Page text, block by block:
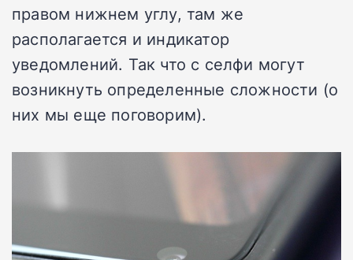
правом нижнем углу, там же
располагается и индикатор
уведомлений. Так что с селфи могут
возникнуть определенные сложности (о
них мы еще поговорим).